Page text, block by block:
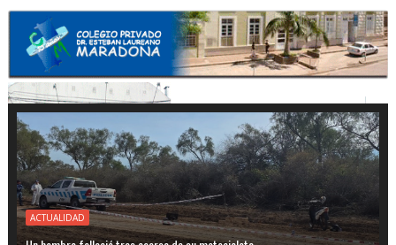
ACTUALIDAD